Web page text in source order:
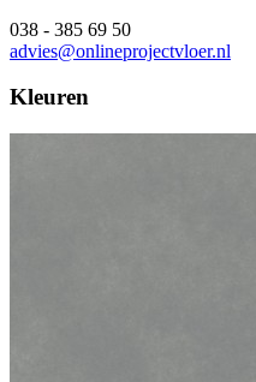
038 - 385 69 50
advies@onlineprojectvloer.nl
Kleuren